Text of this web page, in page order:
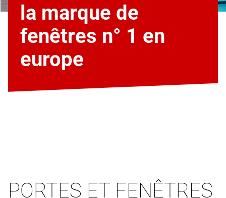
la marque de
fenêtres n° 1 en
europe
PORTES ET FENÊTRES